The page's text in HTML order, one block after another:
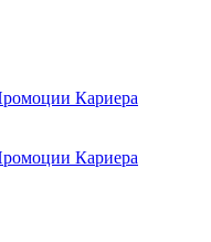
Кариера
Кариера